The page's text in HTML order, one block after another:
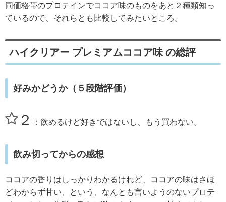
同価格帯のプロテインでココア味のものをあと２種類知っ
ているので、それらとも比較してみたいところ。
ハイクリアー プレミアムココア味 の総評
好みかどうか（５段階評価）
２ ：飲めるけど好きではないし、もう買わない。
飲み切ってからの感想
ココアの香りはしっかりわかるけれど、ココアの味はさほ
どわからず甘い、という、なんとも言いようのないプロテ